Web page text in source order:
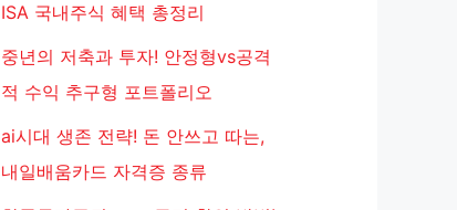
ISA 국내주식 혜택 총정리
중년의 저축과 투자! 안정형vs공격
적 수익 추구형 포트폴리오
ai시대 생존 전략! 돈 안쓰고 따는,
내일배움카드 자격증 종류